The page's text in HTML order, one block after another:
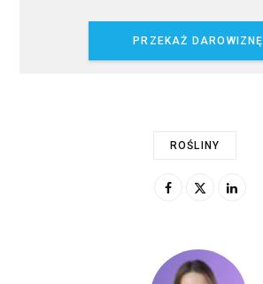
PRZEKAŻ DAROWIZNĘ
ROŚLINY